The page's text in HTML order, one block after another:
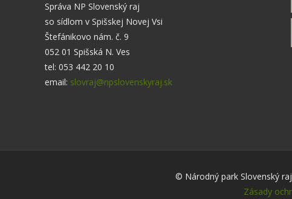
Správa NP Slovenský raj
so sídlom v Spišskej Novej Vsi
Štefánikovo nám. č. 9
052 01 Spišská N. Ves
tel: 053 442 20 10
email: slovraj@npslovenskyraj.sk
© Národný park Slovenský
Zásady